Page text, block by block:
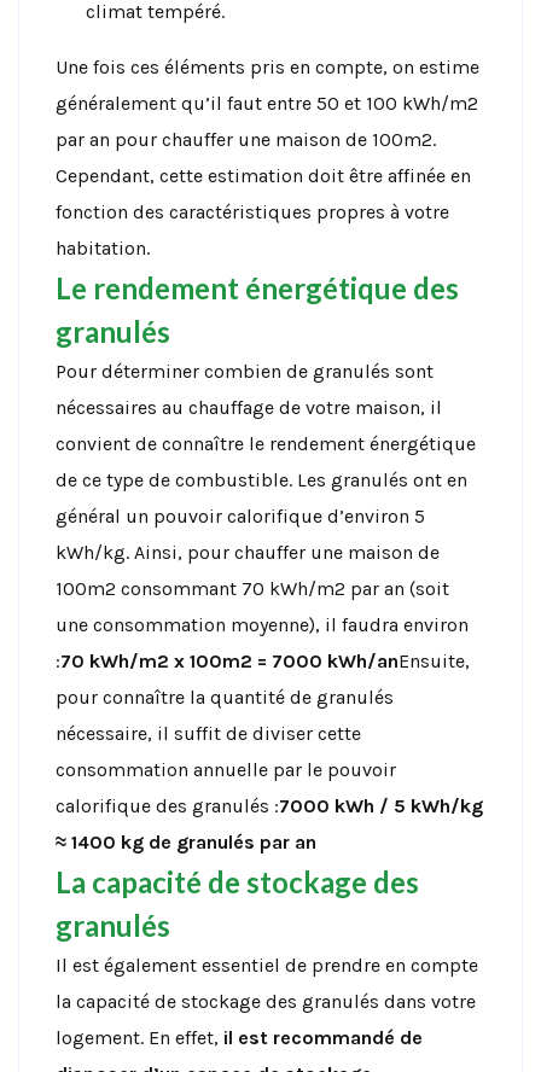
climat tempéré.
Une fois ces éléments pris en compte, on estime
généralement qu’il faut entre 50 et 100 kWh/m2
par an pour chauffer une maison de 100m2.
Cependant, cette estimation doit être affinée en
fonction des caractéristiques propres à votre
habitation.
Le rendement énergétique des
granulés
Pour déterminer combien de granulés sont
nécessaires au chauffage de votre maison, il
convient de connaître le rendement énergétique
de ce type de combustible. Les granulés ont en
général un pouvoir calorifique d’environ 5
kWh/kg. Ainsi, pour chauffer une maison de
100m2 consommant 70 kWh/m2 par an (soit
une consommation moyenne), il faudra environ
:70 kWh/m2 x 100m2 = 7000 kWh/anEnsuite,
pour connaître la quantité de granulés
nécessaire, il suffit de diviser cette
consommation annuelle par le pouvoir
calorifique des granulés :7000 kWh / 5 kWh/kg
≈ 1400 kg de granulés par an
La capacité de stockage des
granulés
Il est également essentiel de prendre en compte
la capacité de stockage des granulés dans votre
logement. En effet, il est recommandé de